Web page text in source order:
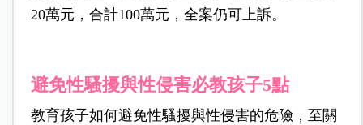
20萬元，合計100萬元，全案仍可上訴。
避免性騷擾與性侵害必教孩子5點
教育孩子如何避免性騷擾與性侵害的危險，至關